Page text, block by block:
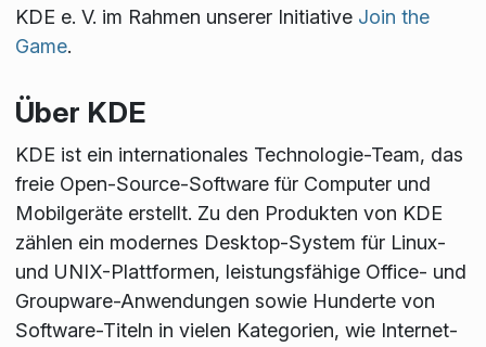
KDE e. V. im Rahmen unserer Initiative Join the
Game.
Über KDE
KDE ist ein internationales Technologie-Team, das
freie Open-Source-Software für Computer und
Mobilgeräte erstellt. Zu den Produkten von KDE
zählen ein modernes Desktop-System für Linux-
und UNIX-Plattformen, leistungsfähige Office- und
Groupware-Anwendungen sowie Hunderte von
Software-Titeln in vielen Kategorien, wie Internet-